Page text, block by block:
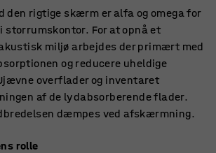
den rigtige skærm er alfa og omega for
storrumskontor. For at opnå et
miljø arbejdes der primært med
og reducere uheldige
overflader og inventaret
af de lydabsorberende flader.
dæmpes ved afskærmning.
rolle